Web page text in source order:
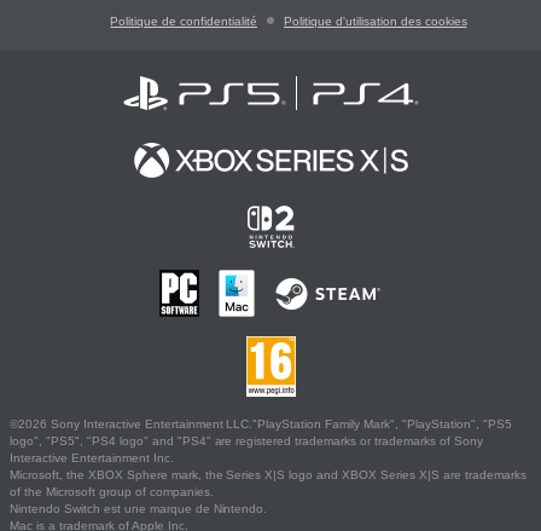
Politique de confidentialité Politique d'utilisation des cookies
©2026 Sony Interactive Entertainment LLC."PlayStation Family Mark", "PlayStation", "PS5
logo", "PS5", "PS4 logo" and "PS4" are registered trademarks or trademarks of Sony
Interactive Entertainment Inc.
Microsoft, the XBOX Sphere mark, the Series X|S logo and XBOX Series X|S are trademarks
of the Microsoft group of companies.
Nintendo Switch est une marque de Nintendo.
Mac is a trademark of Apple Inc.